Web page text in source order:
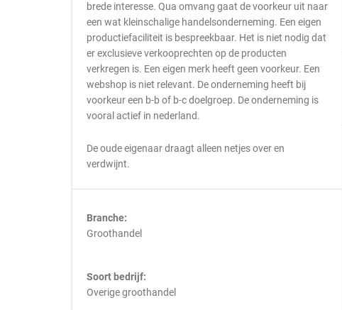
brede interesse. Qua omvang gaat de voorkeur uit naar
een wat kleinschalige handelsonderneming. Een eigen
productiefaciliteit is bespreekbaar. Het is niet nodig dat
er exclusieve verkooprechten op de producten
verkregen is. Een eigen merk heeft geen voorkeur. Een
webshop is niet relevant. De onderneming heeft bij
voorkeur een b-b of b-c doelgroep. De onderneming is
vooral actief in nederland.
De oude eigenaar draagt alleen netjes over en
verdwijnt.
Branche:
Groothandel
Soort bedrijf:
Overige groothandel